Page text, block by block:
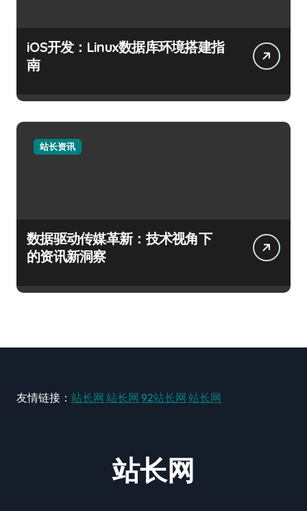
iOS开发：Linux数据库环境搭建指
南
站长资讯
数据驱动传媒革新：技术视角下
的资讯新洞察
友情链接： 站长网 站长网 92站长网 站长网
站长网